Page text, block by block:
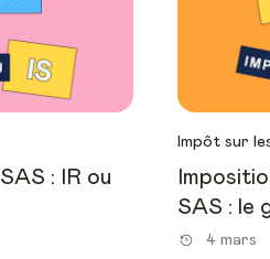
: IR ou
Impôt sur
SAS : le
4 mars